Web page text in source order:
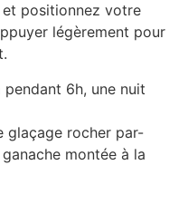
et positionnez votre
légèrement pour
6h, une nuit
glaçage rocher par-
montée à la